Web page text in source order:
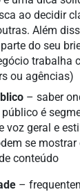
ao decidir
Além
do seu
trabalha
ou agências)
– saber
é
voz geral e
se
conteúdo
–